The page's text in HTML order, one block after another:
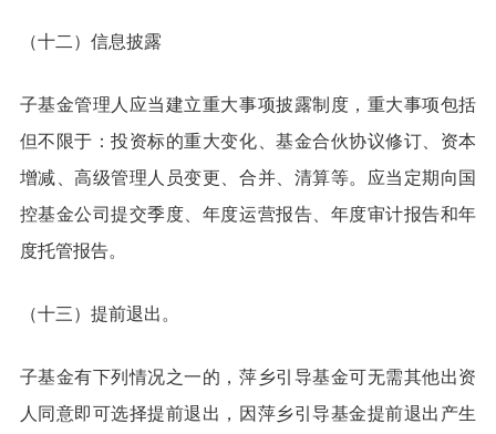
（十二）信息披露
子基金管理人应当建立重大事项披露制度，重大事项包括
但不限于：投资标的重大变化、基金合伙协议修订、资本
增减、高级管理人员变更、合并、清算等。应当定期向国
控基金公司提交季度、年度运营报告、年度审计报告和年
度托管报告。
（十三）提前退出。
子基金有下列情况之一的，萍乡引导基金可无需其他出资
人同意即可选择提前退出，因萍乡引导基金提前退出产生